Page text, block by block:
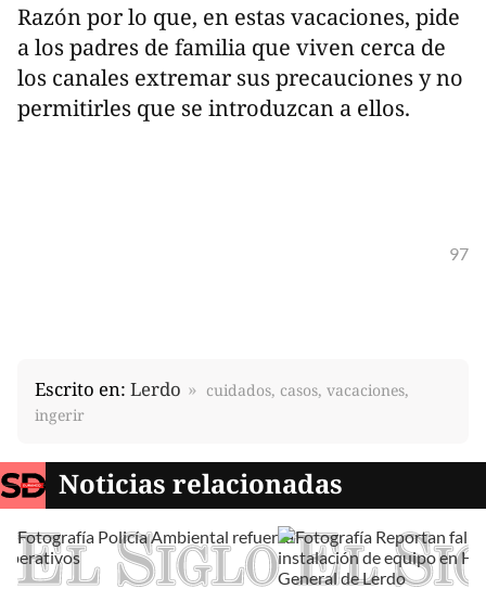
Razón por lo que, en estas vacaciones, pide
a los padres de familia que viven cerca de
los canales extremar sus precauciones y no
permitirles que se introduzcan a ellos.
97
Escrito en: Lerdo
cuidados, casos, vacaciones,
ingerir
Noticias relacionadas